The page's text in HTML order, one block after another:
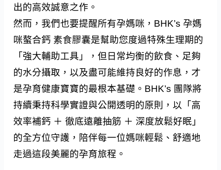
出的高效誠意之作。
然而，我們也要提醒所有孕媽咪，BHK’s 孕媽
咪螯合鈣 素食膠囊是幫助您度過特殊生理期的
「強大輔助工具」，但日常均衡的飲食、足夠
的水分攝取，以及盡可能維持良好的作息，才
是孕育健康寶寶的最根本基礎。BHK’s 團隊將
持續秉持科學實證與公開透明的原則，以「高
效率補鈣 ＋ 徹底遠離抽筋 ＋ 深度放鬆好眠」
的全方位守護，陪伴每一位媽咪輕鬆、舒適地
走過這段美麗的孕育旅程。